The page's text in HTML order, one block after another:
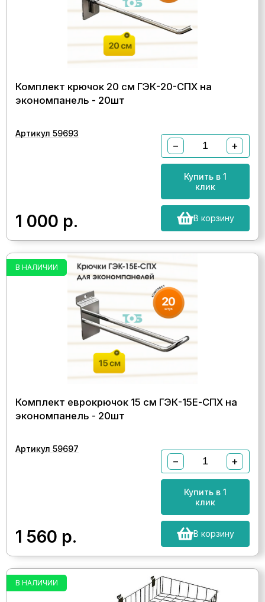
Комплект крючок 20 см ГЭК-20-СПХ на
экономпанель - 20шт
Артикул 59693
1 000 р.
− +
Купить в 1
клик
В корзину
В НАЛИЧИИ
Комплект еврокрючок 15 см ГЭК-15Е-СПХ на
экономпанель - 20шт
Артикул 59697
1 560 р.
− +
Купить в 1
клик
В корзину
В НАЛИЧИИ